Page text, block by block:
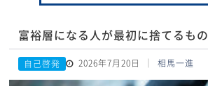
富裕層になる人が最初に捨てるもの
自己啓発 2026年7月20日 相馬一進